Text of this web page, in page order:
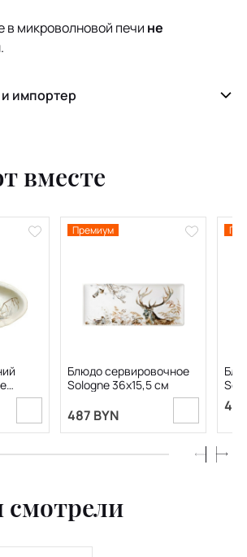
в микроволновой печи не
.
импортер
вместе
Премиум
Блюдо сервировочное
Sologne 36х15,5 см
487 BYN
смотрели